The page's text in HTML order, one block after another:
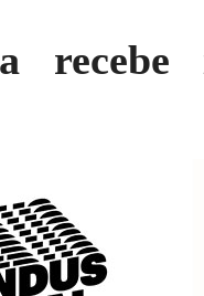
recebe